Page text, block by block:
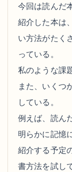
今回は読んだ
紹介した本は
い方法がたく
っている。
私のような課
また、いくつ
している。
例えば、読ん
明らかに記憶
紹介する予定
書方法を試し